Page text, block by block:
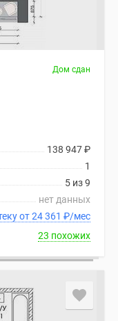
Дом сдан
138 947₽
1
5 из 9
нет данных
В ипотеку от 24 361 ₽/мес
23 похожих